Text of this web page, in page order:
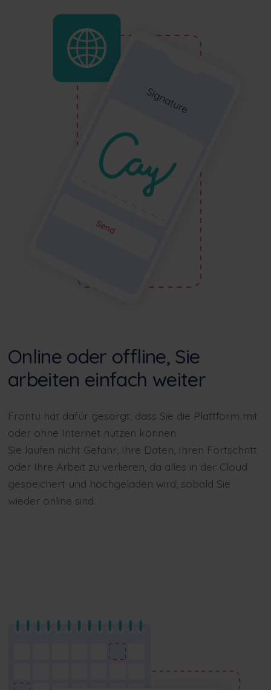
Online oder offline, Sie
arbeiten einfach weiter
Frontu hat dafür gesorgt, dass Sie die Plattform mit
oder ohne Internet nutzen können.
Sie laufen nicht Gefahr, Ihre Daten, Ihren Fortschritt
oder Ihre Arbeit zu verlieren, da alles in der Cloud
gespeichert und hochgeladen wird, sobald Sie
wieder online sind.